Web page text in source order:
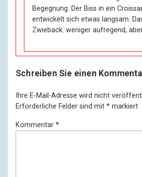
Begegnung. Der Biss in ein
entwickelt sich etwas langsam.
Zwieback: weniger aufregend,
Schreiben Sie einen
Ihre E-Mail-Adresse wird nicht
Erforderliche Felder sind mit * markiert
Kommentar *